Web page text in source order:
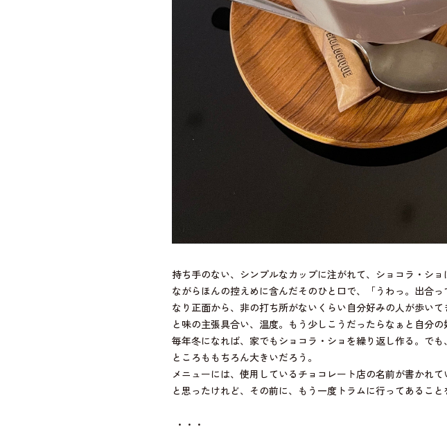
持ち手のない、シンプルなカップに注がれて、ショコラ・シ
ながらほんの控えめに含んだそのひと口で、「うわっ。出合
なり正面から、非の打ち所がないくらい自分好みの人が歩い
と味の主張具合い、温度。もう少しこうだったらなぁと自分の
毎年冬になれば、家でもショコラ・ショを繰り返し作る。で
ところももちろん大きいだろう。
メニューには、使用しているチョコレート店の名前が書かれ
と思ったけれど、その前に、もう一度トラムに行ってあること
・・・